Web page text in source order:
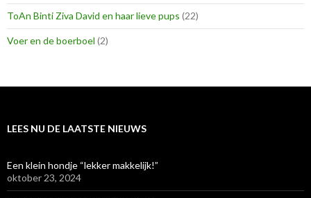
ToAn Binti Ziva David en haar lieve pups (22)
Voer en de boerboel (2)
LEES NU DE LAATSTE NIEUWS
Een klein hondje “lekker makkelijk!”
oktober 23, 2024